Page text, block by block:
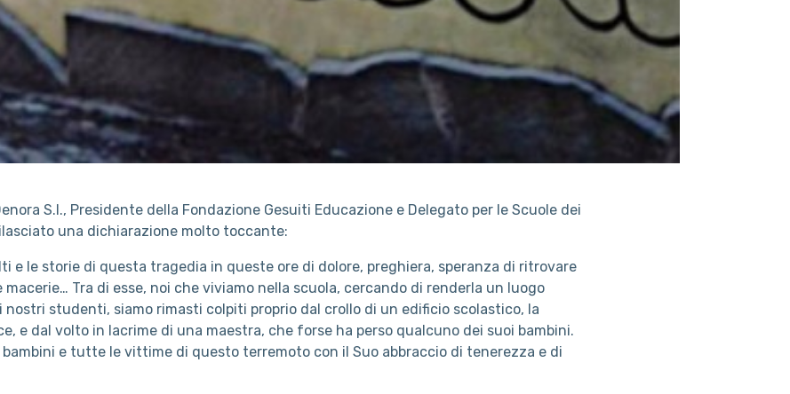
S.I., Presidente della Fondazione Gesuiti Educazione e Delegato per le Scuole dei
una dichiarazione molto toccante:
e le storie di questa tragedia in queste ore di dolore, preghiera, speranza di ritrovare
Tra di esse, noi che viviamo nella scuola, cercando di renderla un luogo
studenti, siamo rimasti colpiti proprio dal crollo di un edificio scolastico, la
e dal volto in lacrime di una maestra, che forse ha perso qualcuno dei suoi bambini.
e tutte le vittime di questo terremoto con il Suo abbraccio di tenerezza e di